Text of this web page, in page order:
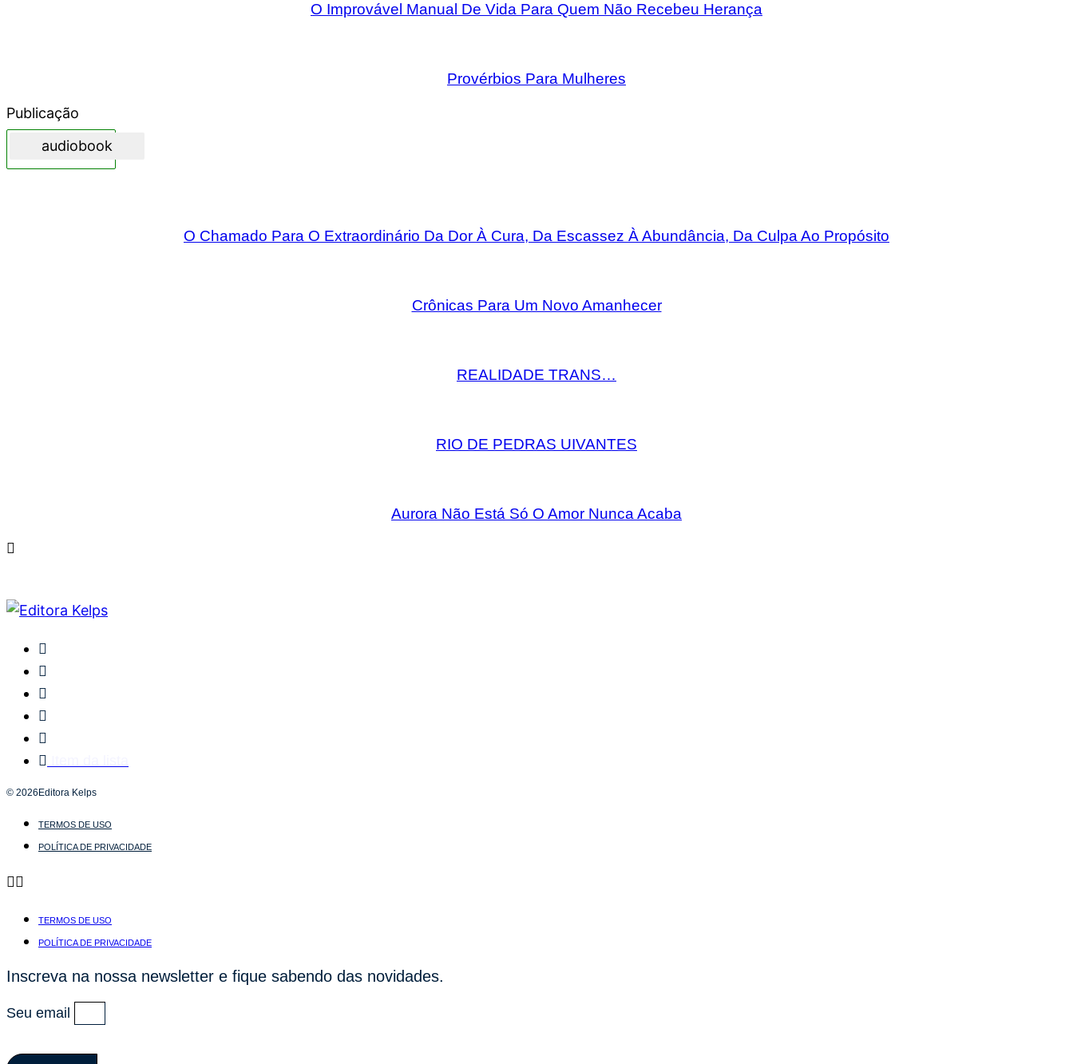
O Improvável Manual De Vida Para Quem Não Recebeu Herança
Provérbios Para Mulheres
Publicação
audiobook
O Chamado Para O Extraordinário Da Dor À Cura, Da Escassez À Abundância, Da Culpa Ao Propósito
Crônicas Para Um Novo Amanhecer
REALIDADE TRANS…
RIO DE PEDRAS UIVANTES
Aurora Não Está Só O Amor Nunca Acaba
© 2026Editora Kelps
TERMOS DE USO
POLÍTICA DE PRIVACIDADE
TERMOS DE USO
POLÍTICA DE PRIVACIDADE
Inscreva na nossa newsletter e fique sabendo das novidades.
Seu email